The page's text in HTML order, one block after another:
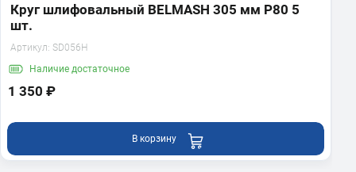
Круг шлифовальный BELMASH 305 мм Р80 5
шт.
Артикул: SD056H
Наличие достаточное
1 350 ₽
В корзину